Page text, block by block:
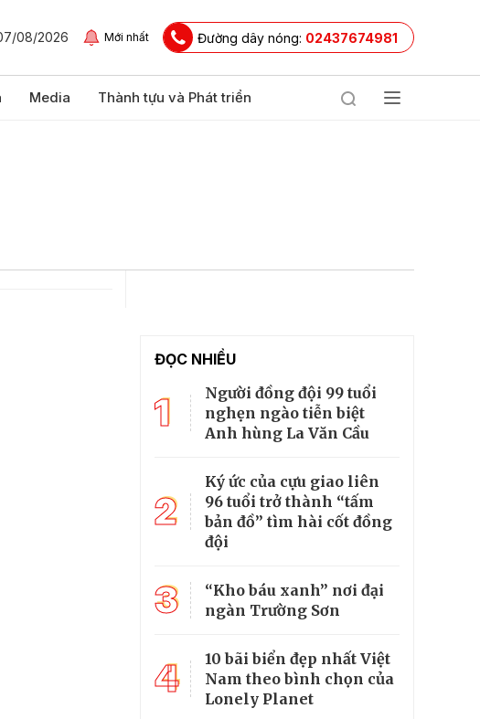
08/2026 Mới nhất Đường dây nóng: 02437674981
Media Thành tựu và Phát triển
ĐỌC NHIỀU
1
Người đồng đội 99 tuổi
nghẹn ngào tiễn biệt
Anh hùng La Văn Cầu
2
Ký ức của cựu giao liên
96 tuổi trở thành “tấm
bản đồ” tìm hài cốt đồng
đội
3
“Kho báu xanh” nơi đại
ngàn Trường Sơn
4
10 bãi biển đẹp nhất Việt
Nam theo bình chọn của
Lonely Planet